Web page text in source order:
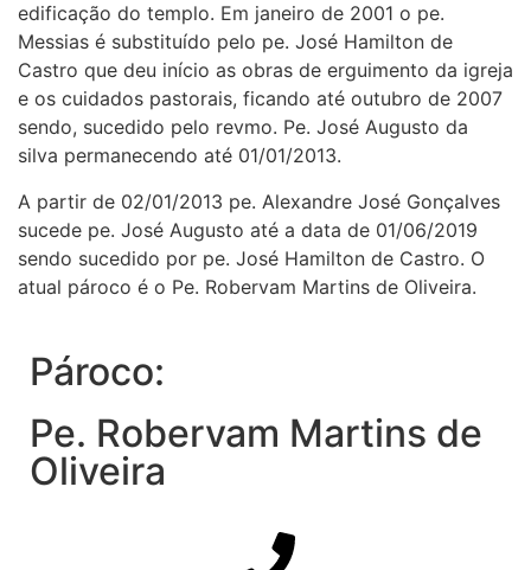
edificação do templo. Em janeiro de 2001 o pe.
Messias é substituído pelo pe. José Hamilton de
Castro que deu início as obras de erguimento da igreja
e os cuidados pastorais, ficando até outubro de 2007
sendo, sucedido pelo revmo. Pe. José Augusto da
silva permanecendo até 01/01/2013.
A partir de 02/01/2013 pe. Alexandre José Gonçalves
sucede pe. José Augusto até a data de 01/06/2019
sendo sucedido por pe. José Hamilton de Castro. O
atual pároco é o Pe. Robervam Martins de Oliveira.
Pároco:
Pe. Robervam Martins de
Oliveira